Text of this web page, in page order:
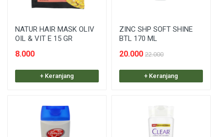
NATUR HAIR MASK OLIV
OIL & VIT E 15 GR
8.000
+ Keranjang
ZINC SHP SOFT SHINE
BTL 170 ML
20.000 22.000
+ Keranjang